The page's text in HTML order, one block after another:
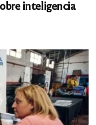
inteligencia